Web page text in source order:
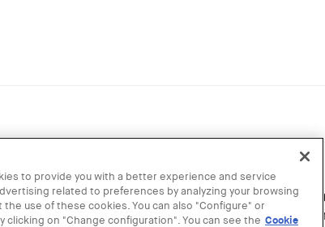
impulsa a Vic el cicle “La ciutat de Vic més de
de la ciutat i repensar el paper dels
to provide you with a better experience and service
related to preferences by analyzing your browsing
the use of these cookies. You can also "Configure" or
on "Change configuration". You can see the Cookie